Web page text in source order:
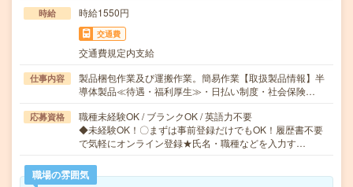
時給 時給1550円
交通費
交通費規定内支給
仕事内容
製品梱包作業及び運搬作業。簡易作業【取扱製品情報】半
導体製品≪待遇・福利厚生≫・日払い制度・社会保険…
応募資格
職種未経験OK / ブランクOK / 英語力不要
◆未経験OK！〇まずは事前登録だけでもOK！履歴書不要
で気軽にオンライン登録★氏名・職種などを入力す…
職場の雰囲気